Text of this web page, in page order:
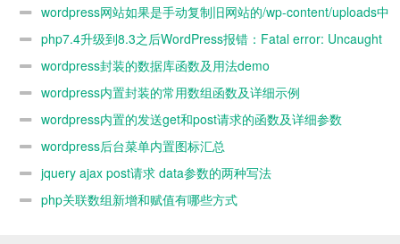
媒体库没办法
看到 怎么解
决
Too few
arguments to
function
WP_Widget::__construct()
解决办法
wordpress网站如果是手动复制旧网站的/wp-content/uploads中
的图片到新网站 新网站媒体库没办法看到 怎么解决
php7.4升级到8.3之后WordPress报错：Fatal error: Uncaught
ArgumentCountError: Too few arguments to function
WP_Widget::__construct()解决办法
wordpress封装的数据库函数及用法demo
wordpress内置封装的常用数组函数及详细示例
wordpress内置的发送get和post请求的函数及详细参数
demowordpress后台菜单内置图标汇总
jquery ajax post请求 data参数的两种写法
php关联数组新增和赋值有哪些方式